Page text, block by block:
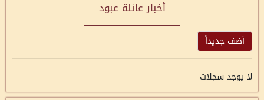
أخبار عائلة عبود
أضف جديداً
لا يوجد سجلات